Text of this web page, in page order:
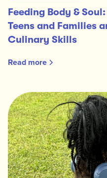
Feeding Body &
Teens and Families
Culinary Skills
Read more